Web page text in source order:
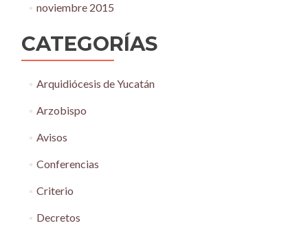
noviembre 2015
CATEGORÍAS
Arquidiócesis de Yucatán
Arzobispo
Avisos
Conferencias
Criterio
Decretos